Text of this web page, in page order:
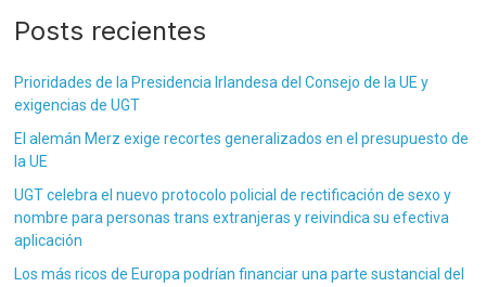
Posts recientes
Prioridades de la Presidencia Irlandesa del Consejo de la UE y
exigencias de UGT
El alemán Merz exige recortes generalizados en el presupuesto de
la UE
UGT celebra el nuevo protocolo policial de rectificación de sexo y
nombre para personas trans extranjeras y reivindica su efectiva
aplicación
Los más ricos de Europa podrían financiar una parte sustancial del